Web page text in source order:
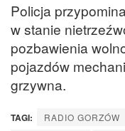
Policja
w stanie
pozbawienia
pojazdów
grzywna.
TAGI: RADIO GORZÓW